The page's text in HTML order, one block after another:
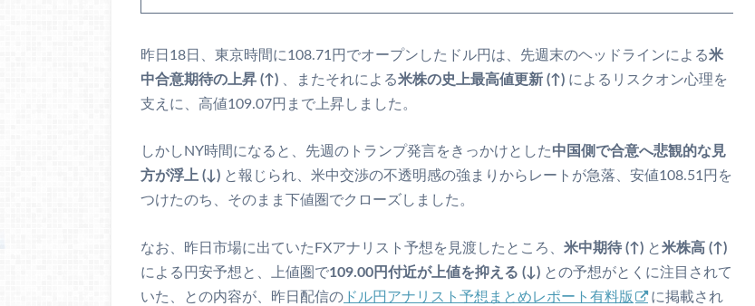
昨日18日、東京時間に108.71円でオープンしたドル円は、先週末のヘッドラインによる米
中合意期待の上昇 (↑)
、またそれによる米株の史上最高値更新 (↑) によるリスクオン心理を
支えに、高値109.07円まで上昇しました。
しかしNY時間になると、先週のトランプ発言をきっかけとした中国側で合意へ悲観的な見
方が浮上 (↓) と報じられ、米中交渉の不透明感の強まりからレートが急落、安値108.51円を
つけたのち、そのまま下値圏でクローズしました。
なお、昨日市場に出ていたFXアナリスト予想を見渡したところ、 米中期待 (↑) と米株高 (↑)
による円安予想と、上値圏で109.00円付近が上値を抑える (↓) との予想がとくに注目されて
いた、との内容が、昨日配信の ドル円アナリスト予想まとめレポート有料版
に掲載され